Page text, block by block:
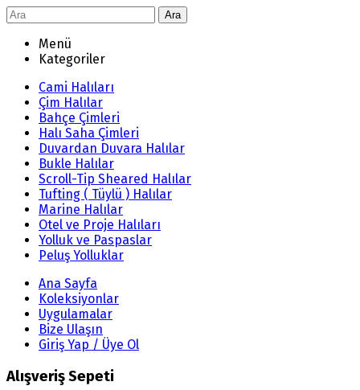
Ara
Menü
Kategoriler
Cami Halıları
Çim Halılar
Bahçe Çimleri
Halı Saha Çimleri
Duvardan Duvara Halılar
Bukle Halılar
Scroll-Tip Sheared Halılar
Tufting ( Tüylü ) Halılar
Marine Halılar
Otel ve Proje Halıları
Yolluk ve Paspaslar
Peluş Yolluklar
Ana Sayfa
Koleksiyonlar
Uygulamalar
Bize Ulaşın
Giriş Yap / Üye Ol
Alışveriş Sepeti